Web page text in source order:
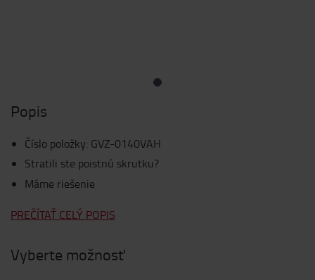
Popis
Číslo položky: GVZ-0140VAH
Stratili ste poistnú skrutku?
Máme riešenie
PREČÍTAŤ CELÝ POPIS
Vyberte možnosť